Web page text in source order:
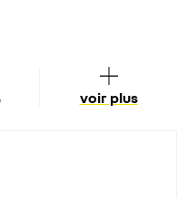
voir plus